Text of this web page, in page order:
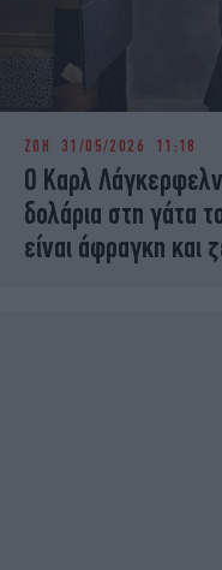
ΖΩΗ 31/05/2026 11:18
Ο Καρλ
δολάρια στη γάτα
είναι άφραγκη και